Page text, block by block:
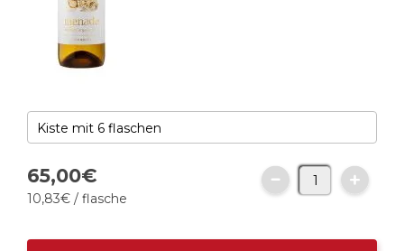
65,00€
10,83€ / flasche